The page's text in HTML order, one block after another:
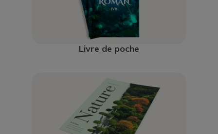
Livre de poche